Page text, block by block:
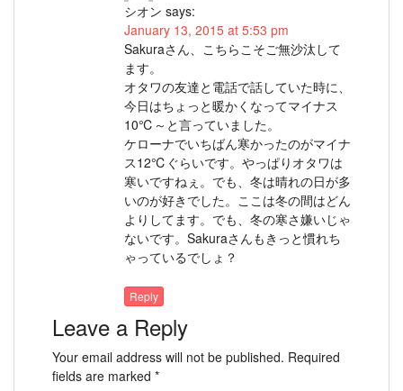
シオン says:
January 13, 2015 at 5:53 pm
Sakuraさん、こちらこそご無沙汰して
ます。
オタワの友達と電話で話していた時に、
今日はちょっと暖かくなってマイナス
10℃～と言っていました。
ケローナでいちばん寒かったのがマイナ
ス12℃ぐらいです。やっぱりオタワは
寒いですねぇ。でも、冬は晴れの日が多
いのが好きでした。ここは冬の間はどん
よりしてます。でも、冬の寒さ嫌いじゃ
ないです。Sakuraさんもきっと慣れち
ゃっているでしょ？
Reply
Leave a Reply
Your email address will not be published. Required
fields are marked *